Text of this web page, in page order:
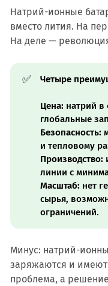
Натрий-ионные
вместо лития. На
На деле —
✅ Четыре
Цена: натрий в
глобальные
Безопасность:
и тепловому
Производство:
линии с
Масштаб: нет
сырья,
ограничений.
Минус: натрий-
заряжаются и имеют
проблема, а